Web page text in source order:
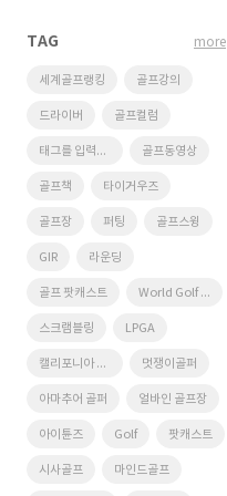
TAG
세계골프랭킹 골프강의
드라이버 골프컬럼
태그를 입력해 주세요. 골프동영상
골프책 타이거우즈
골프장 퍼팅 골프스윙
GIR 라운딩
골프 팟캐스트 World Golf Ranking
스크램블링 LPGA
캘리포니아 골프장 멋쟁이골퍼
아마추어 골퍼 얼바인 골프장
아이튠즈 Golf 팟캐스트
시사골프 마인드골프
more